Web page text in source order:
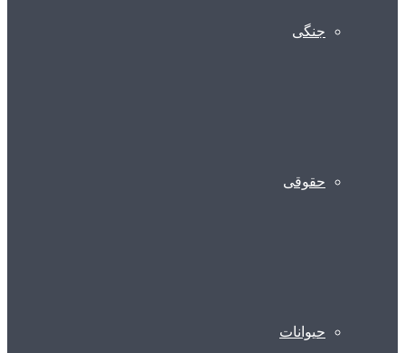
جنگی
حقوقی
حیوانات